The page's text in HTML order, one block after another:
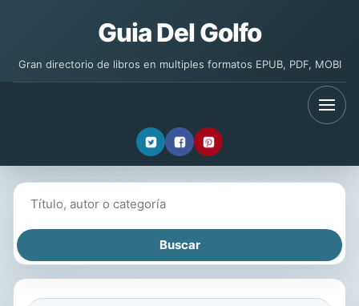
Guia Del Golfo
Gran directorio de libros en multiples formatos EPUB, PDF, MOBI